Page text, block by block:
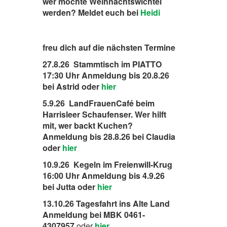
werden? Meldet euch bei Heidi
freu dich auf die nächsten Termine
27.8.26 Stammtisch im PIATTO
17:30 Uhr Anmeldung bis 20.8.26
bei Astrid oderhier
5.9.26 LandFrauenCafé beim
Harrisleer Schaufenser. Wer hilft
mit, wer backt Kuchen?
Anmeldung bis 28.8.26 bei Claudia
oder hier
10.9.26 Kegeln im Freienwill-Krug
16:00 Uhr Anmeldung bis 4.9.26
bei Jutta oder hier
13.10.26 Tagesfahrt ins Alte Land
Anmeldung bei MBK 0461-